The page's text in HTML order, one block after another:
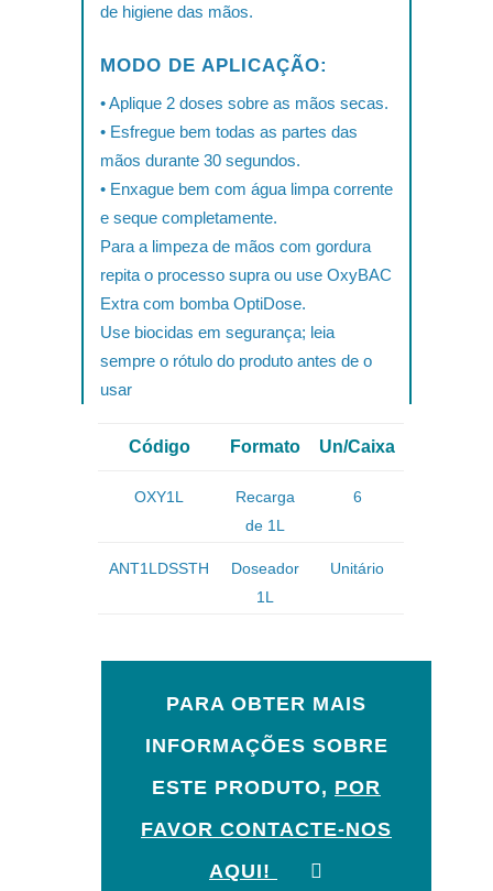
de higiene das mãos.
MODO DE APLICAÇÃO:
• Aplique 2 doses sobre as mãos secas.
• Esfregue bem todas as partes das
mãos durante 30 segundos.
• Enxague bem com água limpa corrente
e seque completamente.
Para a limpeza de mãos com gordura
repita o processo supra ou use OxyBAC
Extra com bomba OptiDose.
Use biocidas em segurança; leia
sempre o rótulo do produto antes de o
usar
Código Formato Un/Caixa
OXY1L
Recarga
de 1L
6
ANT1LDSSTH
Doseador
1L
Unitário
PARA OBTER MAIS
INFORMAÇÕES SOBRE
ESTE PRODUTO, POR
FAVOR CONTACTE-NOS
AQUI!